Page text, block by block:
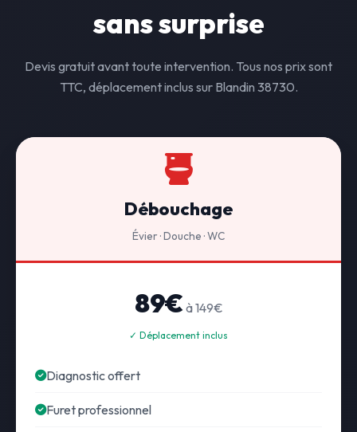
sans surprise
Devis gratuit avant toute intervention. Tous nos prix sont
TTC, déplacement inclus sur Blandin 38730.
Débouchage
Évier · Douche · WC
89€ à 149€
✓ Déplacement inclus
Diagnostic offert
Furet professionnel